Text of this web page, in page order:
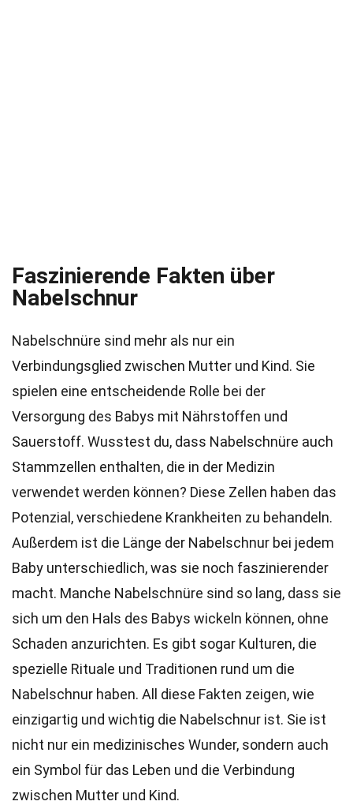
Faszinierende Fakten über
Nabelschnur
Nabelschnüre sind mehr als nur ein
Verbindungsglied zwischen Mutter und Kind. Sie
spielen eine entscheidende Rolle bei der
Versorgung des Babys mit Nährstoffen und
Sauerstoff. Wusstest du, dass Nabelschnüre auch
Stammzellen enthalten, die in der Medizin
verwendet werden können? Diese Zellen haben das
Potenzial, verschiedene Krankheiten zu behandeln.
Außerdem ist die Länge der Nabelschnur bei jedem
Baby unterschiedlich, was sie noch faszinierender
macht. Manche Nabelschnüre sind so lang, dass sie
sich um den Hals des Babys wickeln können, ohne
Schaden anzurichten. Es gibt sogar Kulturen, die
spezielle Rituale und Traditionen rund um die
Nabelschnur haben. All diese Fakten zeigen, wie
einzigartig und wichtig die Nabelschnur ist. Sie ist
nicht nur ein medizinisches Wunder, sondern auch
ein Symbol für das Leben und die Verbindung
zwischen Mutter und Kind.